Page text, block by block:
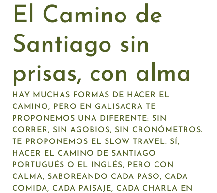
El Camino de
Santiago sin
prisas, con alma
HAY MUCHAS FORMAS DE HACER EL
CAMINO, PERO EN GALISACRA TE
PROPONEMOS UNA DIFERENTE: SIN
CORRER, SIN AGOBIOS, SIN CRONÓMETROS.
TE PROPONEMOS EL SLOW TRAVEL. SÍ,
HACER EL CAMINO DE SANTIAGO
PORTUGUÉS O EL INGLÉS, PERO CON
CALMA, SABOREANDO CADA PASO, CADA
COMIDA, CADA PAISAJE, CADA CHARLA EN